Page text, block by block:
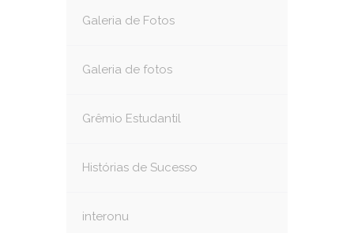
Galeria de Fotos
Galeria de fotos
Grêmio Estudantil
Histórias de Sucesso
interonu